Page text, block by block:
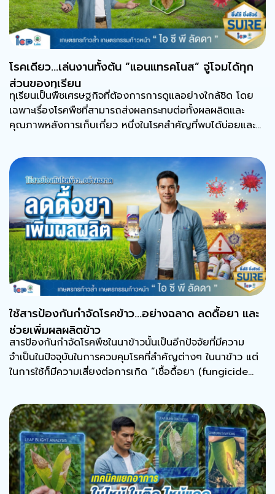
โรคเดียว…เล่นงานทั้งต้น “แอนแทรคโนส” จู่โจมได้ทุก
ส่วนของทุเรียน
ทุเรียนเป็นพืชเศรษฐกิจที่ต้องการการดูแลอย่างใกล้ชิด โดย
เฉพาะเรื่องโรคพืชที่สามารถส่งผลกระทบต่อทั้งผลผลิตและ
คุณภาพหลังการเก็บเกี่ยว หนึ่งในโรคสำคัญที่พบได้บ่อยและ
ใช้สารป้องกันกำจัดโรคข้าว…อย่างฉลาด ลดดื้อยา และ
ช่วยเพิ่มผลผลิตข้าว
สารป้องกันกำจัดโรคพืชในนาข้าวนั้นเป็นอีกปัจจัยที่มีความ
จำเป็นในปัจจุบันในการควบคุมโรคที่สำคัญต่างๆ ในนาข้าว แต่
ในการใช้ก็มีความเสี่ยงต่อการเกิด “เชื้อดื้อยา (fungicide